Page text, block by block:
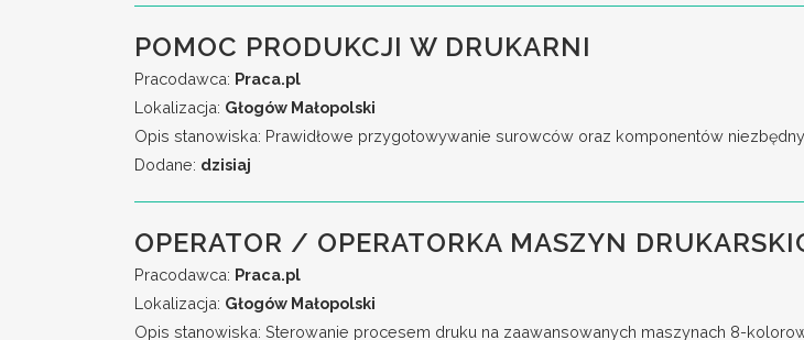
POMOC PRODUKCJI W DRUKARNI
Pracodawca: Praca.pl
Lokalizacja: Głogów Małopolski
Opis stanowiska: Prawidłowe przygotowywanie surowców oraz komponentów
Dodane: dzisiaj
OPERATOR / OPERATORKA MASZYN
Pracodawca: Praca.pl
Lokalizacja: Głogów Małopolski
Opis stanowiska: Sterowanie procesem druku na zaawansowanych maszynach 8-